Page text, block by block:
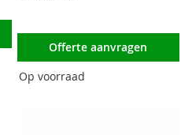
Offerte aanvragen
Op voorraad